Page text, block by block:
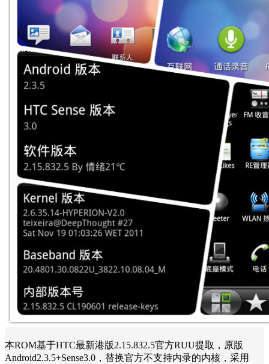
本ROM基于HTC最新港版2.15.832.5官方RUU提取，原版
Android2.3.5+Sense3.0，替换官方不支持内录的内核，采用